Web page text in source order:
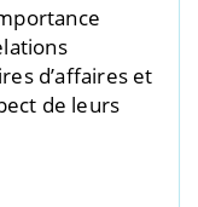
d’affaires et
de leurs